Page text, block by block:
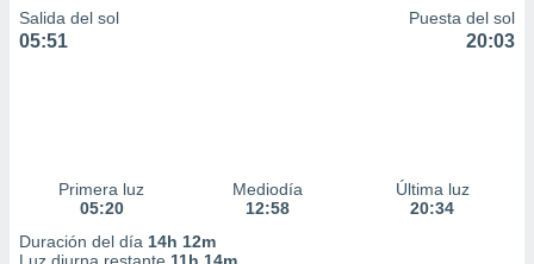
Salida del sol
05:51
Puesta del sol
20:03
Primera luz
05:20
Mediodía
12:58
Última luz
20:34
Duración del día 14h 12m